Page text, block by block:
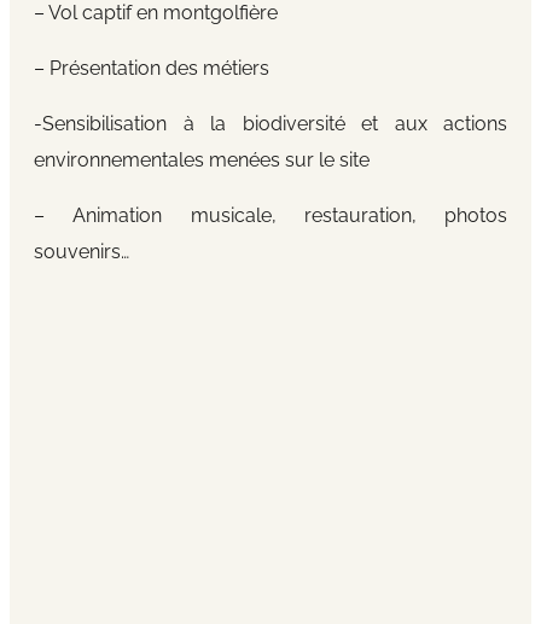
– Vol captif en montgolfière
– Présentation des métiers
-Sensibilisation à la biodiversité et aux actions
environnementales menées sur le site
– Animation musicale, restauration, photos
souvenirs…